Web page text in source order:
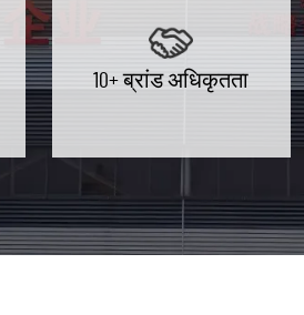
10+ ब्रांड अधिकृतता